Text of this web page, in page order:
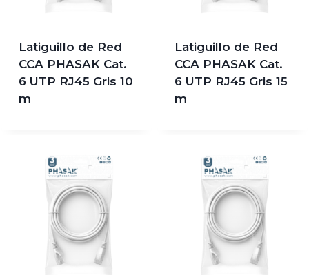
Latiguillo de Red
CCA PHASAK Cat.
6 UTP RJ45 Gris 10
m
Latiguillo de Red
CCA PHASAK Cat.
6 UTP RJ45 Gris 15
m